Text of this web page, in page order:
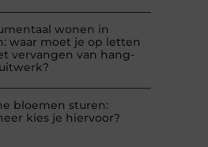
wonen in
waar moet je op letten
vervangen van hang-
bloemen sturen:
kies je hiervoor?